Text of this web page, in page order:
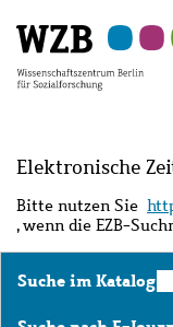
Hauptinhalt
springen
Navigation
springen
Suche
springen
Sekundärnavigation
springen
Fußzeile
springen
Elektronische
Bitte nutzen Sie
, wenn die EZB-
Suche im Katalog